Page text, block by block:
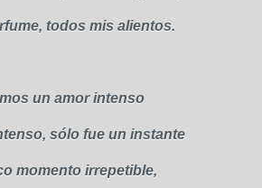
todos mis alientos.
un amor intenso
sólo fue un instante
momento irrepetible,